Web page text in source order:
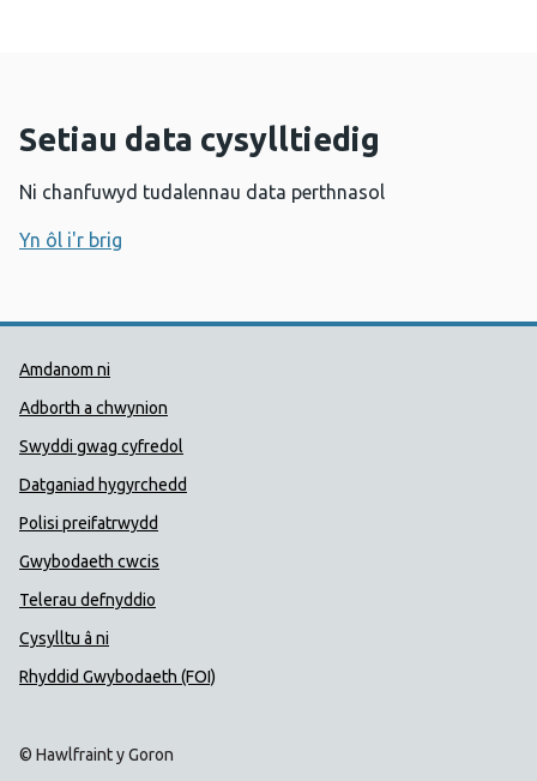
Setiau data cysylltiedig
Ni chanfuwyd tudalennau data perthnasol
Yn ôl i'r brig
Dolenni Cymorth Iechyd
Amdanom ni
Adborth a chwynion
Swyddi gwag cyfredol
Datganiad hygyrchedd
Polisi preifatrwydd
Gwybodaeth cwcis
Telerau defnyddio
Cysylltu â ni
Rhyddid Gwybodaeth (FOI)
© Hawlfraint y Goron